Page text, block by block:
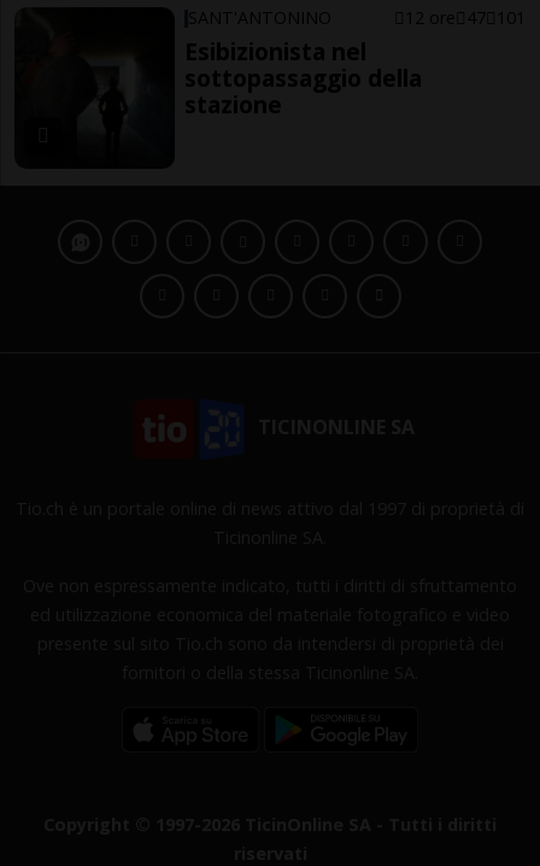
SANT'ANTONINO 12 ore 47 101
Esibizionista nel
sottopassaggio della
stazione